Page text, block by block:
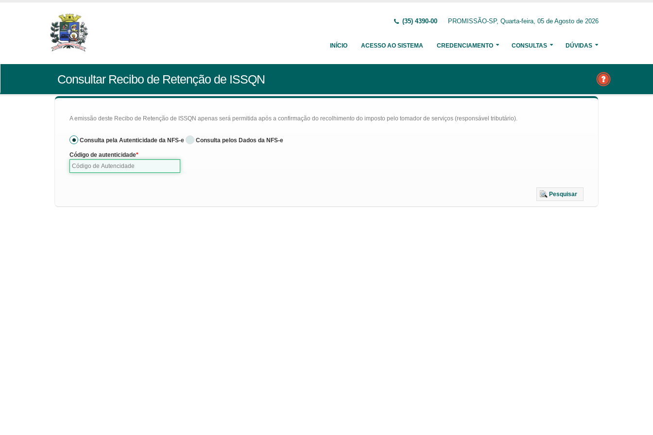
(35) 4390-00 PROMISSÃO-SP, Quarta-feira, 05 de Agosto de 2026
INÍCIO ACESSO AO SISTEMA CREDENCIAMENTO CONSULTAS DÚVIDAS
Consultar Recibo de Retenção de ISSQN
A emissão deste Recibo de Retenção de ISSQN apenas será permitida após a confirmação do recolhimento do imposto pelo tomador de serviços (responsável tributário).
Consulta pela Autenticidade da NFS-e Consulta pelos Dados da NFS-e
Código de autenticidade
Pesquisar